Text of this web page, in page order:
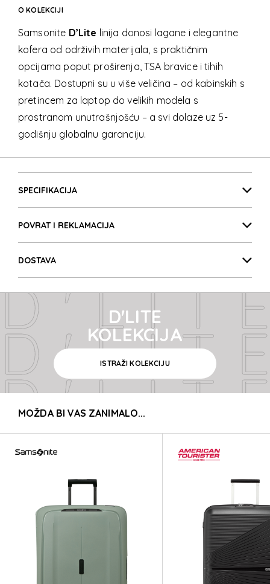
O KOLEKCIJI
Samsonite D’Lite linija donosi lagane i elegantne
kofera od održivih materijala, s praktičnim
opcijama poput proširenja, TSA bravice i tihih
kotača. Dostupni su u više veličina – od kabinskih s
pretincem za laptop do velikih modela s
prostranom unutrašnjošću – a svi dolaze uz 5-
godišnju globalnu garanciju.
SPECIFIKACIJA
POVRAT I REKLAMACIJA
DOSTAVA
D'LITE
D'LITE
D'LITE
D'LITE
D'LITE
D'LITE
D'LITE
D'LITE
D'LITE
D'LITE
KOLEKCIJA
ISTRAŽI KOLEKCIJU
MOŽDA BI VAS ZANIMALO...